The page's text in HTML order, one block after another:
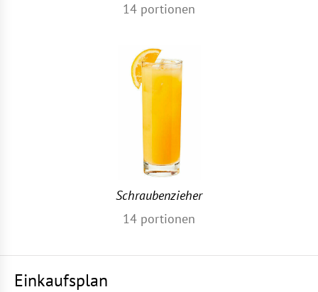
14 portionen
Schraubenzieher
14 portionen
Einkaufsplan